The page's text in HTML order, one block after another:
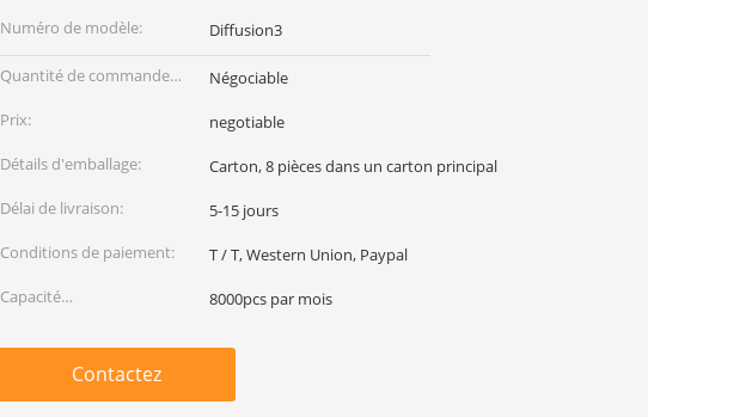
Numéro de modèle:
Diffusion3
Quantité de commande
min:
Négociable
Prix:
negotiable
Détails d'emballage:
Carton, 8 pièces dans un carton principal
Délai de livraison:
5-15 jours
Conditions de paiement:
T / T, Western Union, Paypal
Capacité
8000pcs par mois
Contactez